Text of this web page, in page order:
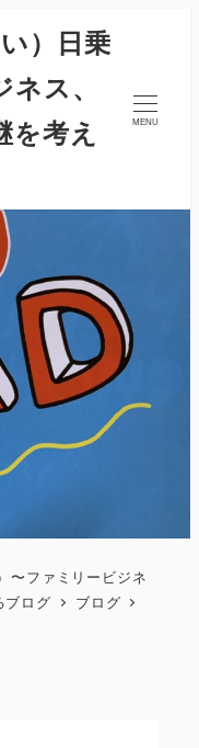
）日乗
ス、
を考え
MENU
〜ファミリービジネ
ブログ
ブログ